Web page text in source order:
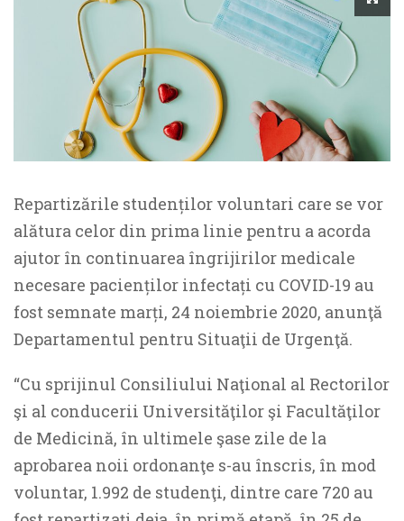
Repartizările studenților voluntari care se vor
alătura celor din prima linie pentru a acorda
ajutor în continuarea îngrijirilor medicale
necesare pacienților infectați cu COVID-19 au
fost semnate marți, 24 noiembrie 2020, anunţă
Departamentul pentru Situaţii de Urgenţă.
“Cu sprijinul Consiliului Naţional al Rectorilor
şi al conducerii Universităţilor şi Facultăţilor
de Medicină, în ultimele şase zile de la
aprobarea noii ordonanţe s-au înscris, în mod
voluntar, 1.992 de studenţi, dintre care 720 au